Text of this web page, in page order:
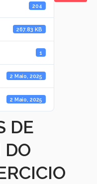
204
267.83 KB
1
2 Maio, 2025
2 Maio, 2025
DE
DO